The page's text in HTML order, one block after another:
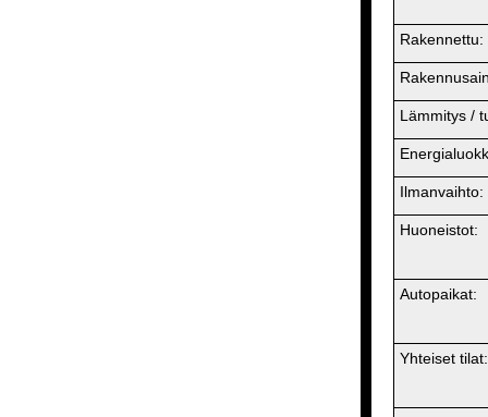
Rakennettu:
Lämmitys /
Ilmanvaihto:
Huoneistot:
Autopaikat:
Yhteiset tilat: